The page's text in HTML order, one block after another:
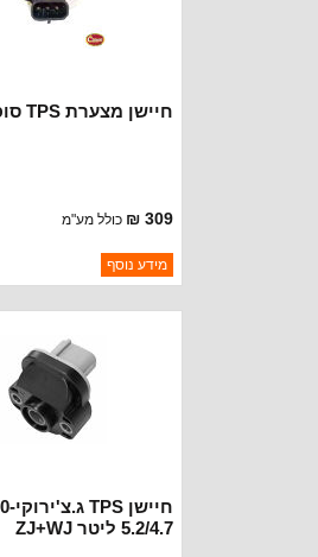
חיישן מצערת TPS סופה + YJ
309 ₪ כולל מע"מ
ברקוד: 5234904
יצרן:CROWN AUTOMOTIVE
מידע נוסף
5.2/4.7 ליטר ZJ+WJ